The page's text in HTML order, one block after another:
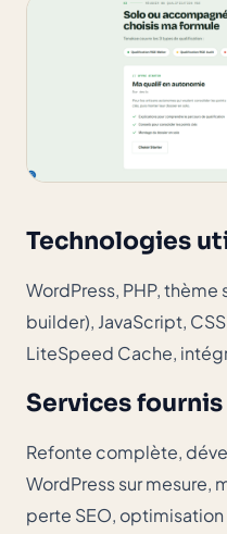
Technologies
WordPress, PHP, thème
builder), JavaScript,
LiteSpeed Cache,
Services fournis
Refonte complète,
WordPress sur mesure,
perte SEO,